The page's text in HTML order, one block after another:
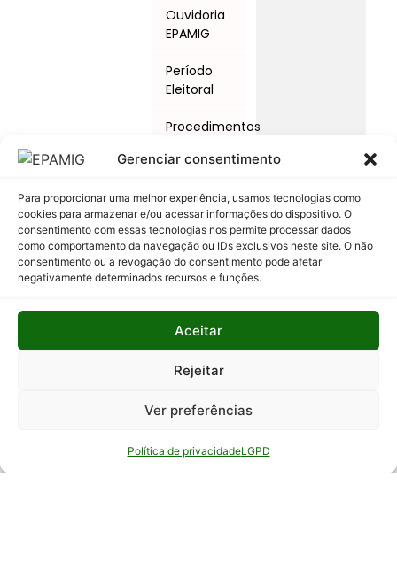
Gerenciar consentimento
Para proporcionar uma melhor experiência, usamos tecnologias como
cookies para armazenar e/ou acessar informações do dispositivo. O
consentimento com essas tecnologias nos permite processar dados
como comportamento da navegação ou IDs exclusivos neste site. O não
consentimento ou a revogação do consentimento pode afetar
negativamente determinados recursos e funções.
Aceitar
Rejeitar
Ver preferências
Política de privacidadeLGPD
Ouvidoria
EPAMIG
Período
Eleitoral
Procedimentos
e Ações
Relatório
Anual de
Atividades
Auditoria
Interna
Relatório
Informação
ao Cidadão